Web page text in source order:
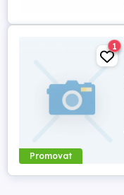
Promovat
1